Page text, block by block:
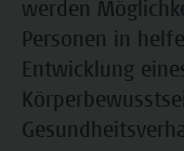
werden
Personen in
Entwicklung